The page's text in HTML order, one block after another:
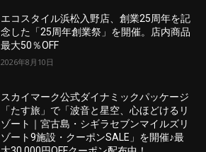
エコスタイル浜松入野店、創業25周年を記
念した「25周年創業祭」を開催。店内商品
最大50％OFF
2026年8月10日
スカイマーク公式ダイナミックパッケージ
「たす旅」で「波音と星空、心ほどけるリ
ゾート｜宮古島・シギラセブンマイルズリ
ゾート9施設・クーポンSALE」を開催♪最